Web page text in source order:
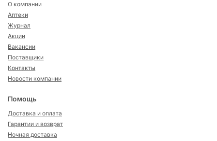
О компании
Аптеки
Журнал
Акции
Вакансии
Поставщики
Контакты
Новости компании
Помощь
Доставка и оплата
Гарантии и возврат
Ночная доставка